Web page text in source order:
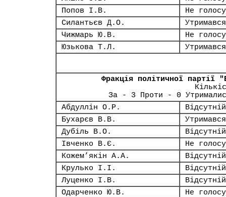
Попов І.В.
Не
Силантьєв Д.О.
Утримався
Чижмарь Ю.В.
Не
Юзькова Т.Л.
Утримався
Фракція політичної партії
За - 3 Проти - 0
Абдуллін О.Р.
Відсутній
Бухарєв В.В.
Утримався
Дубіль В.О.
Відсутній
Івченко В.Є.
Не
Кожем’якін А.А.
Відсутній
Крулько І.І.
Відсутній
Луценко І.В.
Відсутній
Одарченко Ю.В.
Не